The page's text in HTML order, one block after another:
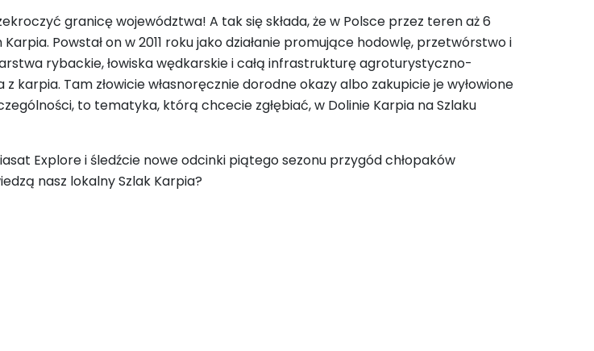
granicę województwa! A tak się składa, że w Polsce przez teren aż 6
Powstał on w 2011 roku jako działanie promujące hodowlę, przetwórstwo i
rybackie, łowiska wędkarskie i całą infrastrukturę agroturystyczno-
Tam złowicie własnoręcznie dorodne okazy albo zakupicie je wyłowione
to tematyka, którą chcecie zgłębiać, w Dolinie Karpia na Szlaku
Explore i śledźcie nowe odcinki piątego sezonu przygód chłopaków
nasz lokalny Szlak Karpia?